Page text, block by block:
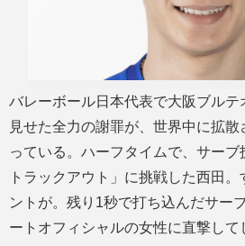
バレーボール日本代表で大阪ブル
見せた全力の謝罪が、世界中に拡
っている。ハーフタイムで、サーブ
トラックアウト」に挑戦した西田
ントが。残り1秒で打ち込んだサー
ートオフィシャルの女性に直撃して